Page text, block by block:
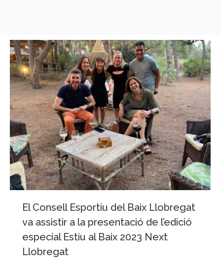
El Consell Esportiu del Baix Llobregat
va assistir a la presentació de l’edició
especial Estiu al Baix 2023 Next
Llobregat